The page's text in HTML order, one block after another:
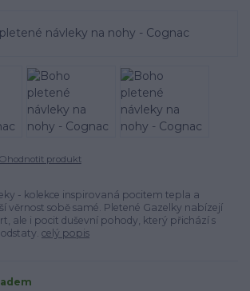
Ohodnotit produkt
- kolekce inspirovaná pocitem tepla a
věrnost sobě samé. Pletené Gazelky nabízejí
ale i pocit duševní pohody, který přichází s
celý popis